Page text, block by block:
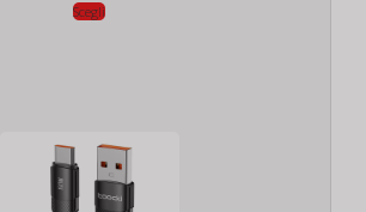
Scegli